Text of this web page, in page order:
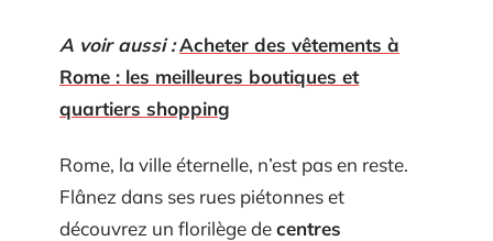
A voir aussi :Acheter des vêtements à
Rome : les meilleures boutiques et
quartiers shopping
Rome, la ville éternelle, n’est pas en reste.
Flânez dans ses rues piétonnes et
découvrez un florilège decentres